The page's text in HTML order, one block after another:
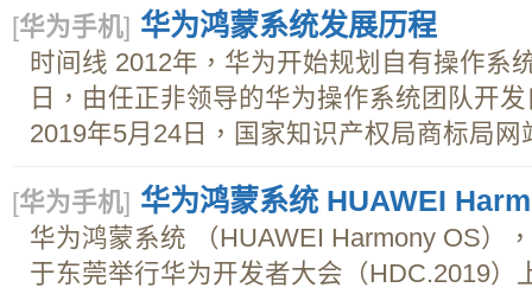
[华为手机] 华为鸿蒙系统发展历程
时间线 2012年，华为开始规划自有操作系
日，由任正非领导的华为操作系统团队开
2019年5月24日，国家知识产权局商标局网
[华为手机] 华为鸿蒙系统 HUAWEI
华为鸿蒙系统 （HUAWEI Harmony OS）
于东莞举行华为开发者大会（HDC.2019）